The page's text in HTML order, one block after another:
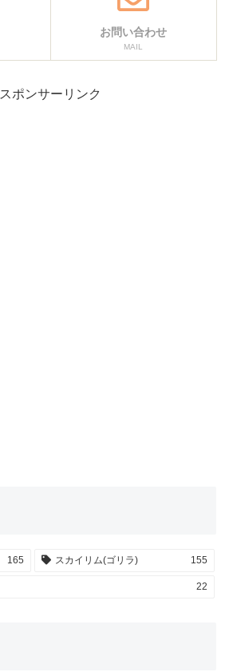
お問い合わせ
MAIL
スポンサーリンク
165 スカイリム(ゴリラ) 155
22